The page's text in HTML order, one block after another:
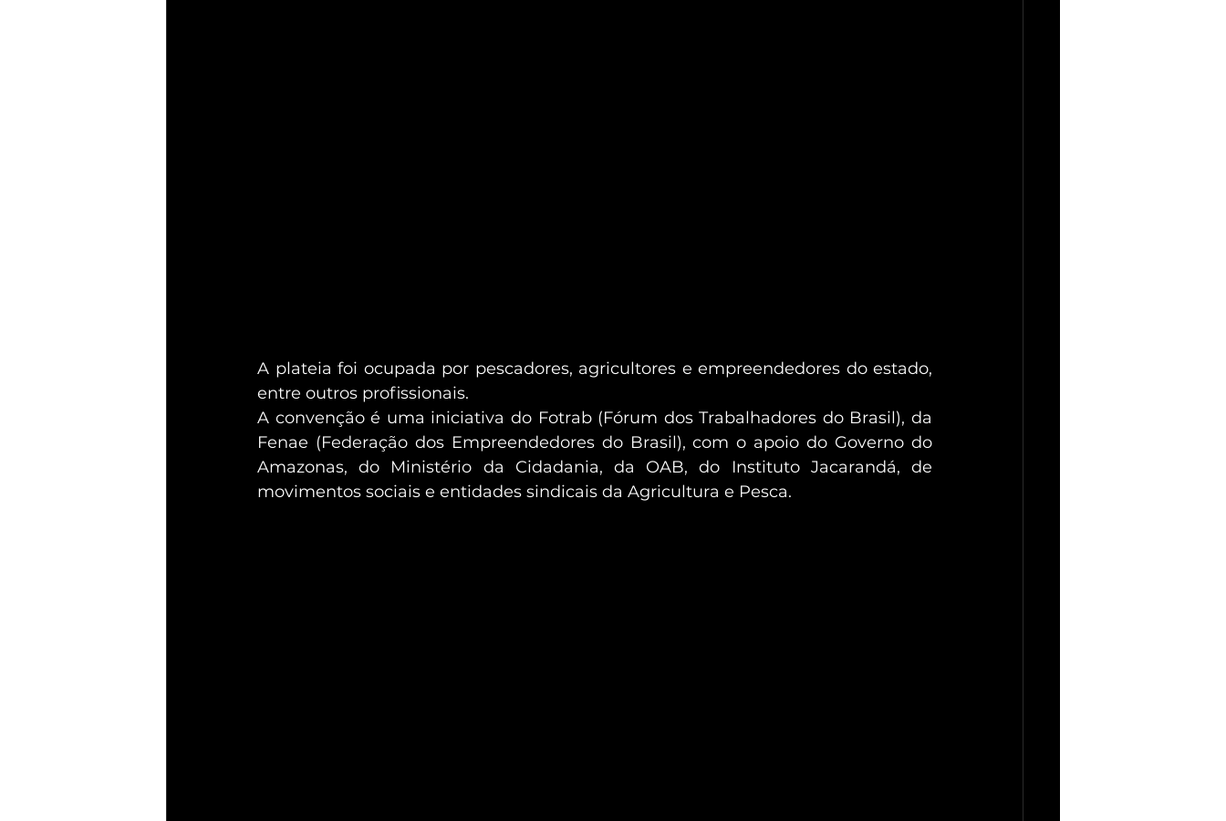
A plateia foi ocupada por pescadores, agricultores e empreendedores do estado,
entre outros profissionais.
A convenção é uma iniciativa do Fotrab (Fórum dos Trabalhadores do Brasil), da
Fenae (Federação dos Empreendedores do Brasil), com o apoio do Governo do
Amazonas, do Ministério da Cidadania, da OAB, do Instituto Jacarandá, de
movimentos sociais e entidades sindicais da Agricultura e Pesca.